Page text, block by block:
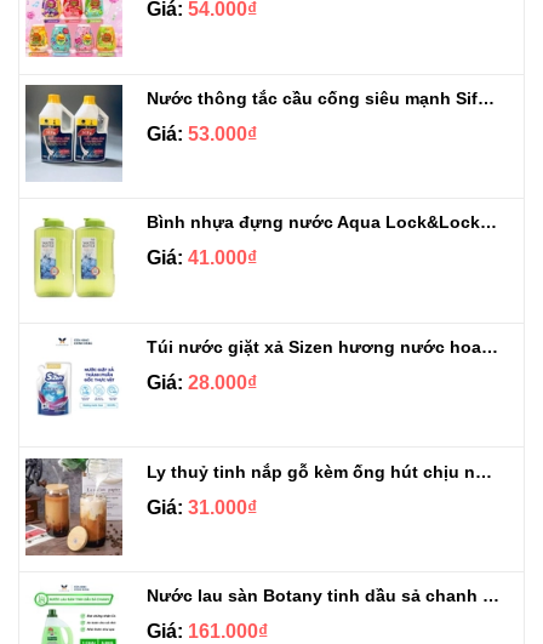
Giá: 54.000₫
Nước thông tắc cầu cống siêu mạnh Sifa 1.4kg
Giá: 53.000₫
Bình nhựa đựng nước Aqua Lock&Lock 2.1L
Giá: 41.000₫
Túi nước giặt xả Sizen hương nước hoa 500 ml
Giá: 28.000₫
Ly thuỷ tinh nắp gỗ kèm ống hút chịu nhiệt 500ml
Giá: 31.000₫
Nước lau sàn Botany tinh dầu sả chanh chai 3.9kg
Giá: 161.000₫